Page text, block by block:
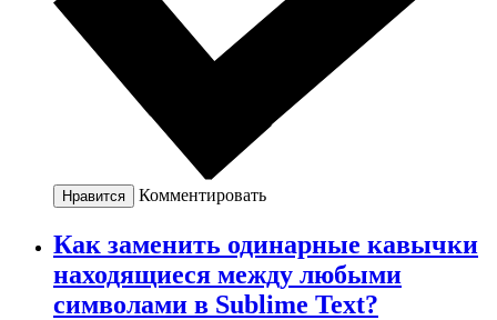
Нравится Комментировать
Как заменить одинарные кавычки
находящиеся между любыми
символами в Sublime Text?